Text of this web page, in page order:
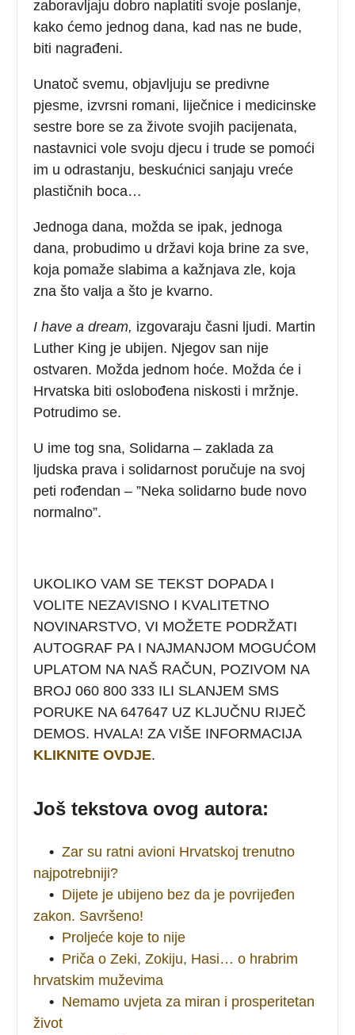
zaboravljaju dobro naplatiti svoje poslanje,
kako ćemo jednog dana, kad nas ne bude,
biti nagrađeni.
Unatoč svemu, objavljuju se predivne
pjesme, izvrsni romani, liječnice i medicinske
sestre bore se za živote svojih pacijenata,
nastavnici vole svoju djecu i trude se pomoći
im u odrastanju, beskućnici sanjaju vreće
plastičnih boca…
Jednoga dana, možda se ipak, jednoga
dana, probudimo u državi koja brine za sve,
koja pomaže slabima a kažnjava zle, koja
zna što valja a što je kvarno.
I have a dream, izgovaraju časni ljudi. Martin
Luther King je ubijen. Njegov san nije
ostvaren. Možda jednom hoće. Možda će i
Hrvatska biti oslobođena niskosti i mržnje.
Potrudimo se.
U ime tog sna, Solidarna – zaklada za
ljudska prava i solidarnost poručuje na svoj
peti rođendan – ”Neka solidarno bude novo
normalno”.
UKOLIKO VAM SE TEKST DOPADA I
VOLITE NEZAVISNO I KVALITETNO
NOVINARSTVO, VI MOŽETE PODRŽATI
AUTOGRAF PA I NAJMANJOM MOGUĆOM
UPLATOM NA NAŠ RAČUN, POZIVOM NA
BROJ 060 800 333 ILI SLANJEM SMS
PORUKE NA 647647 UZ KLJUČNU RIJEČ
DEMOS. HVALA! ZA VIŠE INFORMACIJA
KLIKNITE OVDJE.
Još tekstova ovog autora:
• Zar su ratni avioni Hrvatskoj trenutno
najpotrebniji?
• Dijete je ubijeno bez da je povrijeđen
zakon. Savršeno!
• Proljeće koje to nije
• Priča o Zeki, Zokiju, Hasi… o hrabrim
hrvatskim muževima
• Nemamo uvjeta za miran i prosperitetan
život